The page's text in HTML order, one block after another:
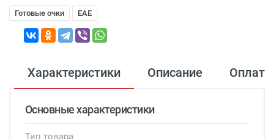
Готовые очки EAE
Характеристики Описание Оплата
Основные характеристики
Тип товара